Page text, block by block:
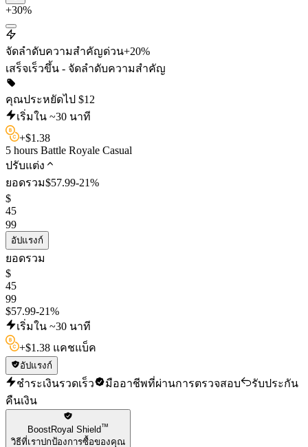
+30%
จัดลำดับความสำคัญด่วน+20%
เสร็จเร็วขึ้น - จัดลำดับความสำคัญ
คุณประหยัดไป $12
เริ่มใน ~30 นาที
+$1.38
5 hours Battle Royale Casual
ปรับแต่ง
ยอดรวม$57.99-21%
$
45
99
อัปแรงก์
ยอดรวม
$
45
99
$57.99-21%
เริ่มใน ~30 นาที
+$1.38 แคชแบ็ค
อัปแรงก์
ชำระเงินรวดเร็ว มืออาชีพที่ผ่านการตรวจสอบ
รับประกัน
คืนเงิน
BoostRoyal Shield™
วิธีที่เราปกป้องการซื้อของคุณ